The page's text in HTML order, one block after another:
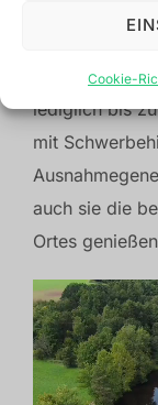
Cookie-
bewahren,
lediglich bis
mit
auch sie die
Ortes